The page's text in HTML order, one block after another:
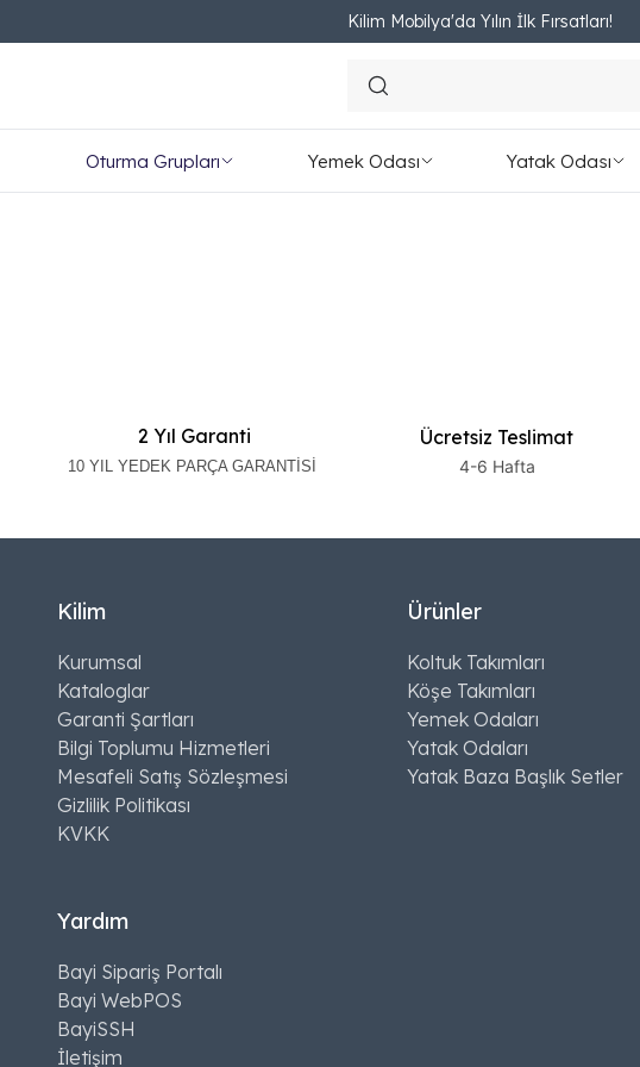
Kilim Mobilya'da Yılın İlk Fırsatları!
Oturma Grupları Yemek Odası Yatak Odası
2 Yıl Garanti
10 YIL YEDEK PARÇA GARANTİSİ
Ücretsiz Teslimat
4-6 Hafta
Kilim
Kurumsal
Kataloglar
Garanti Şartları
Bilgi Toplumu Hizmetleri
Mesafeli Satış Sözleşmesi
Gizlilik Politikası
KVKK
Ürünler
Koltuk Takımları
Köşe Takımları
Yemek Odaları
Yatak Odaları
Yatak Baza Başlık Setler
Yardım
Bayi Sipariş Portalı
Bayi WebPOS
BayiSSH
İletişim